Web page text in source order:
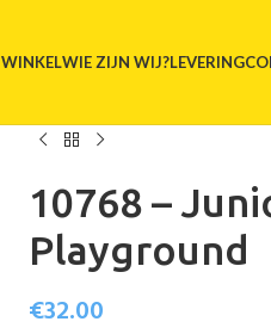
WINKELWIE ZIJN WIJ?LEVERING
10768 –
Playground
€32.00